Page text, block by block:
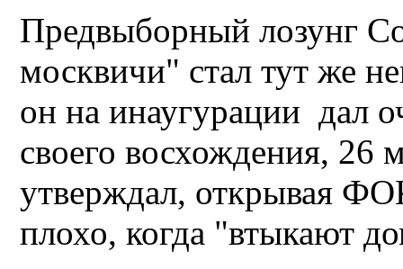
Предвыборный лозунг
москвичи" стал тут же
он на инаугурации дал
своего восхождения, 26
утверждал, открывая
плохо, когда "втыкают